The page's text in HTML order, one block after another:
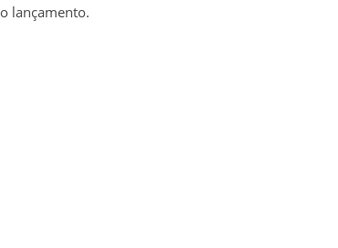
lançamento.